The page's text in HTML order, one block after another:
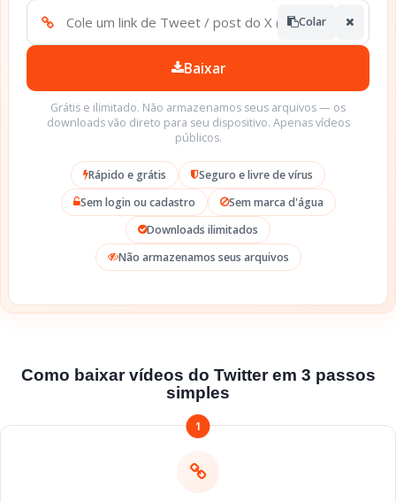
Colar
Baixar
Grátis e ilimitado. Não armazenamos seus arquivos — os
downloads vão direto para seu dispositivo. Apenas vídeos
públicos.
Rápido e grátis
Seguro e livre de vírus
Sem login ou cadastro
Sem marca d'água
Downloads ilimitados
Não armazenamos seus arquivos
Como baixar vídeos do Twitter em 3 passos
simples
1